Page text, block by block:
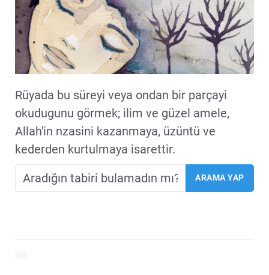
Rüyada bu süreyi veya ondan bir parçayi
okudugunu görmek; ilim ve güzel amele,
Allah'in nzasini kazanmaya, üzüntü ve
kederden kurtulmaya isarettir.